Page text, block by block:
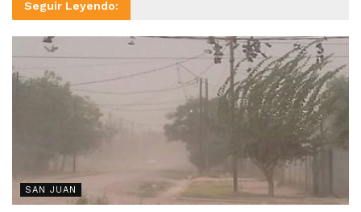
Seguir Leyendo:
SAN JUAN